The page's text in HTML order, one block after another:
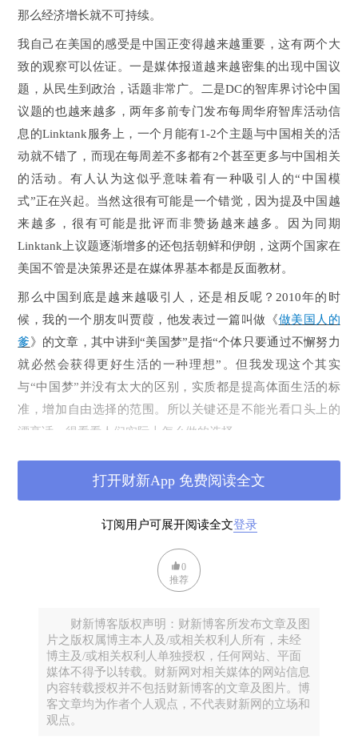
那么经济增长就不可持续。
我自己在美国的感受是中国正变得越来越重要，这有两个大
致的观察可以佐证。一是媒体报道越来越密集的出现中国议
题，从民生到政治，话题非常广。二是DC的智库界讨论中国
议题的也越来越多，两年多前专门发布每周华府智库活动信
息的Linktank 服务上，一个月能有1-2个主题与中国相关的活
动就不错了，而现在每周差不多都有2个甚至更多与中国相关
的活动。有人认为这似乎意味着有一种吸引人的“中国模
式”正在兴起。当然这很有可能是一个错觉，因为提及中国越
来越多，很有可能是批评而非赞扬越来越多。因为同期
Linktank 上议题逐渐增多的还包括朝鲜和伊朗，这两个国家在
美国不管是决策界还是在媒体界基本都是反面教材。
那么中国到底是越来越吸引人，还是相反呢？ 2010年的时
候，我的一个朋友叫贾葭，他发表过一篇叫做《做美国人的
爹》的文章，其中讲到“美国梦”是指“个体只要通过不懈努力
就必然会获得更好生活的一种理想”。但我发现这个其实
与“中国梦”并没有太大的区别，实质都是提高体面生活的标
准，增加 自由选择的范围。所以关键还是不能光看口头上的
漂亮话，得看看人们实际上怎么做的选择。
贾葭提到了两种中国人变成美国人的途径。第一种比较直
接，就是投资移民，尽管这中间陷进不少，但全然不能阻挡
有钱的中国人投资的热情。贾葭笑言在“北京四环内拥有房产
的北京市民都是潜在的美利坚合众国的公民”，按照北京的房
价倒也并非戏言。北京因私出境中介机构协会的数据显示，
EB-5类签证的中国申报人数已经翻
人上升到超过
的“霾”和上海的“猪”有可能催生新一波的移民动力。
第二种相对间接一点，就是“做美国人的爹妈”，通过赴美产
子的方式，等小孩子成人确定美国籍，父母也就算了了心愿
了。贾葭于是写道：“如今一个典型的中国梦是：上大学、考
公务员、赚钱、移民；上大学、当白领、赚钱、移民。上大
订阅用户可展开阅读全文登录
打开财新App 免费阅读全文
0
推荐
财新博客版权声明：财新博客所发布文章及图
片之版权属博主本人及/或相关权利人所有，未经
博主及/或相关权利人单独授权，任何网站、平面
媒体不得予以转载。财新网对相关媒体的网站信息
内容转载授权并不包括财新博客的文章及图片。博
客文章均为作者个人观点，不代表财新网的立场和
观点。